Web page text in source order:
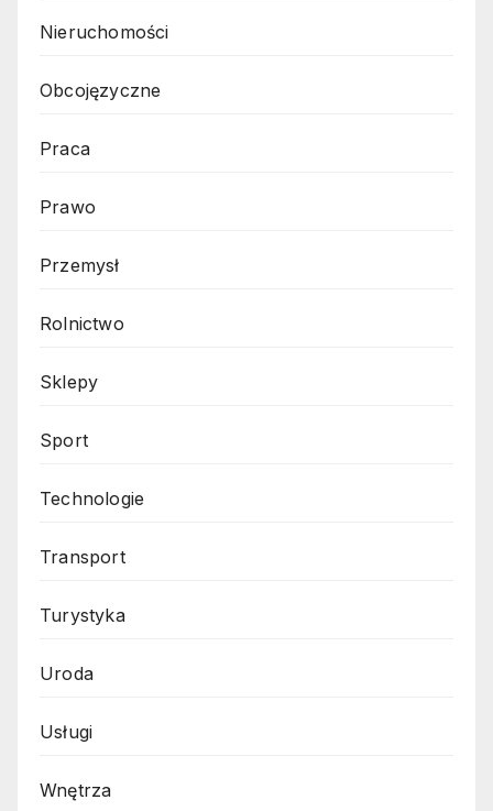
Nieruchomości
Obcojęzyczne
Praca
Prawo
Przemysł
Rolnictwo
Sklepy
Sport
Technologie
Transport
Turystyka
Uroda
Usługi
Wnętrza